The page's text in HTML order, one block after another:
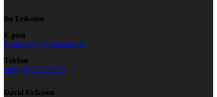
Bo Eriksson
E-post
b.eriksson@bmdtrading.se
Telefon
+46(0)703-25 06 92
David Eriksson